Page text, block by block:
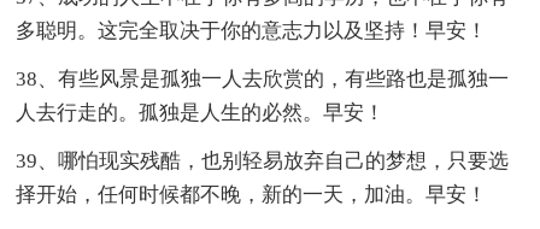
多聪明。这完全取决于你的意志力以及坚持！早安！
38、有些风景是孤独一人去欣赏的，有些路也是孤独一
人去行走的。孤独是人生的必然。早安！
39、哪怕现实残酷，也别轻易放弃自己的梦想，只要选
择开始，任何时候都不晚，新的一天，加油。早安！